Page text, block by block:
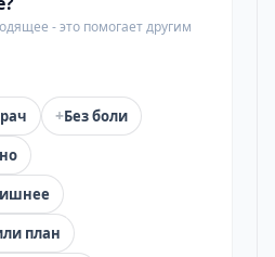
- это помогает другим
+Без боли
план